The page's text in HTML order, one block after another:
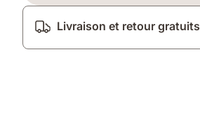
Livraison et retour gratuits